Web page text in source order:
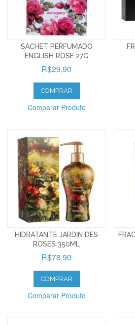
SACHET PERFUMADO
ENGLISH ROSE 27G
R$29,90
COMPRAR
Comparar Produto
HIDRATANTE JARDIN DES
ROSES 350ML
R$78,90
COMPRAR
Comparar Produto